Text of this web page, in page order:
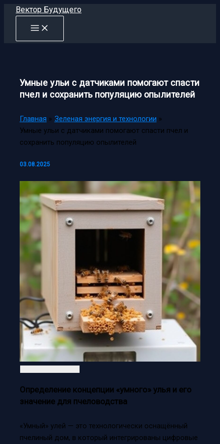
Перейти
содержимому
Вектор Будущего
Умные ульи с датчиками помогают спасти
пчел и сохранить популяцию опылителей
Главная
Зеленая энергия и технологии
Умные ульи с датчиками помогают спасти пчел и
сохранить популяцию опылителей
03.08.2025
Определение концепции «умного» улья и его
значение для пчеловодства
«Умный» улей — это технологически оснащённый
пчелиный дом, в который интегрированы цифровые